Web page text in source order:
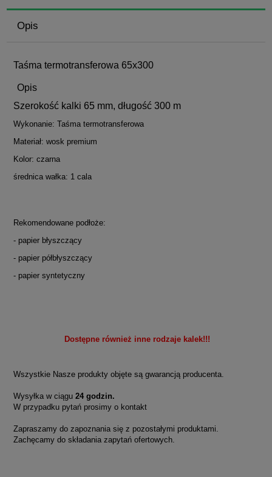
Opis
Taśma termotransferowa 65x300
Opis
Szerokość kalki 65 mm, długość 300 m
Wykonanie: Taśma termotransferowa
Materiał: wosk premium
Kolor: czarna
średnica wałka: 1 cala
Rekomendowane podłoże:
- papier błyszczący
- papier półbłyszczący
- papier syntetyczny
Dostępne również inne rodzaje kalek!!!
Wszystkie Nasze produkty objęte są gwarancją producenta.
Wysyłka w ciągu 24 godzin.
W przypadku pytań prosimy o kontakt
Zapraszamy do zapoznania się z pozostałymi produktami.
Zachęcamy do składania zapytań ofertowych.